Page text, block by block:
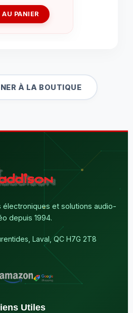
PANIER
À LA BOUTIQUE
électroniques et solutions audio-
depuis 1994.
Laval, QC H7G 2T8
Utiles